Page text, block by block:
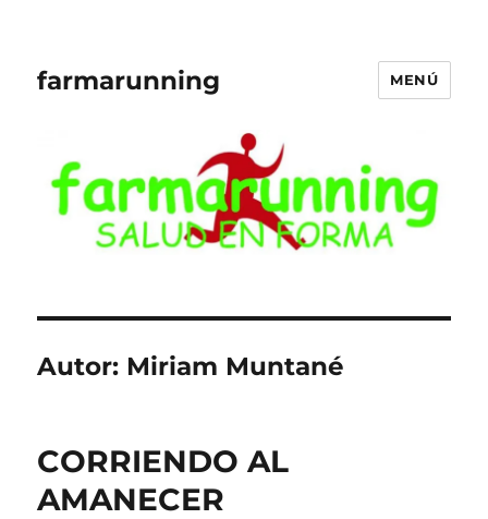
farmarunning MENÚ
Autor: Miriam Muntané
CORRIENDO AL
AMANECER